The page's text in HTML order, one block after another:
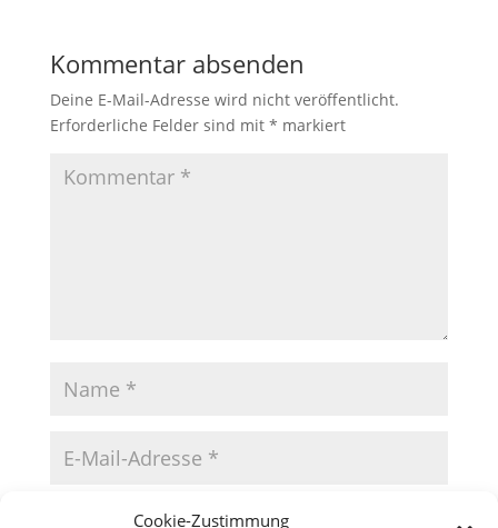
Cookie-Zustimmung
Kommentar absenden
Deine E-Mail-Adresse wird nicht veröffentlicht.
Erforderliche Felder sind mit * markiert